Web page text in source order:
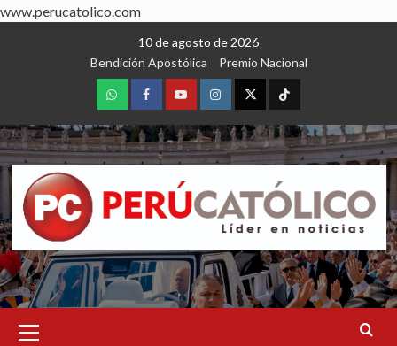
www.perucatolico.com
10 de agosto de 2026
Bendición Apostólica
Premio Nacional
WhatsAppFacebookYoutubeInstagram
X TikTok
Menu